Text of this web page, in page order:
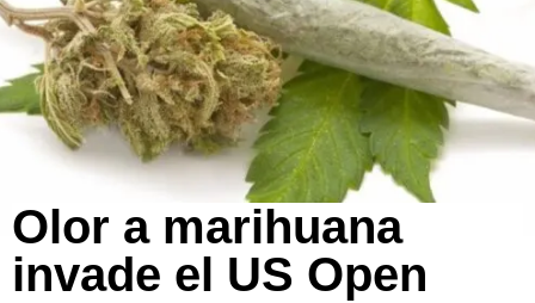
marihuana cannabis porro foto agencia 123
Olor a marihuana
invade el US Open